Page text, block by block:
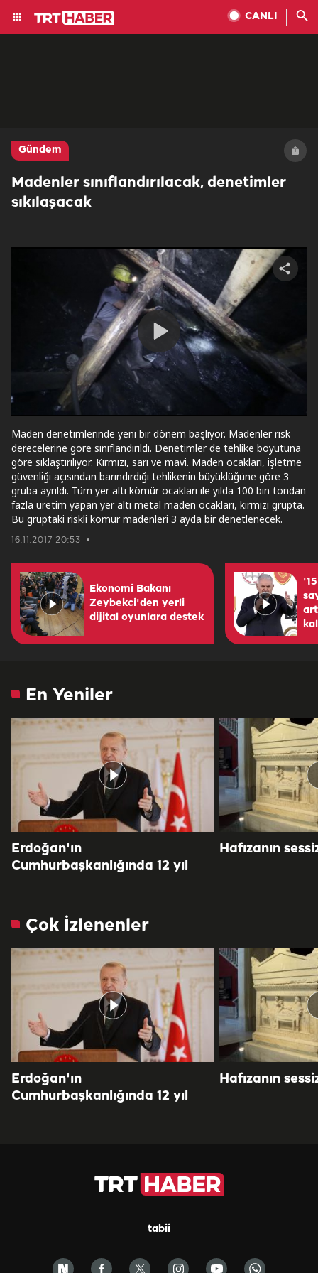
CANLI
Gündem
Madenler sınıflandırılacak, denetimler
sıkılaşacak
Play
Video
Share
video
16.11.2017 20:53
Maden denetimlerinde yeni bir dönem başlıyor. Madenler risk
derecelerine göre sınıflandırıldı. Denetimler de tehlike boyutuna
göre sıklaştırılıyor. Kırmızı, sarı ve mavi. Maden ocakları, işletme
güvenliği açısından barındırdığı tehlikenin büyüklüğüne göre 3
gruba ayrıldı. Tüm yer altı kömür ocakları ile yılda 100 bin tondan
fazla üretim yapan yer altı metal maden ocakları, kırmızı grupta.
Bu gruptaki riskli kömür madenleri 3 ayda bir denetlenecek.
Ekonomi Bakanı
Zeybekci'den yerli
dijital oyunlara destek
En Yeniler
Erdoğan'ın
Cumhurbaşkanlığında 12 yıl
Hafızanın
Çok İzlenenler
Erdoğan'ın
Cumhurbaşkanlığında 12 yıl
Hafızanın
tabii